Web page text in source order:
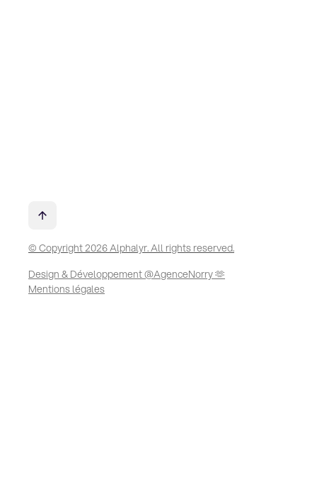
© Copyright 2026 Alphalyr. All rights reserved.
Design & Développement @AgenceNorry 🫶
Mentions légales